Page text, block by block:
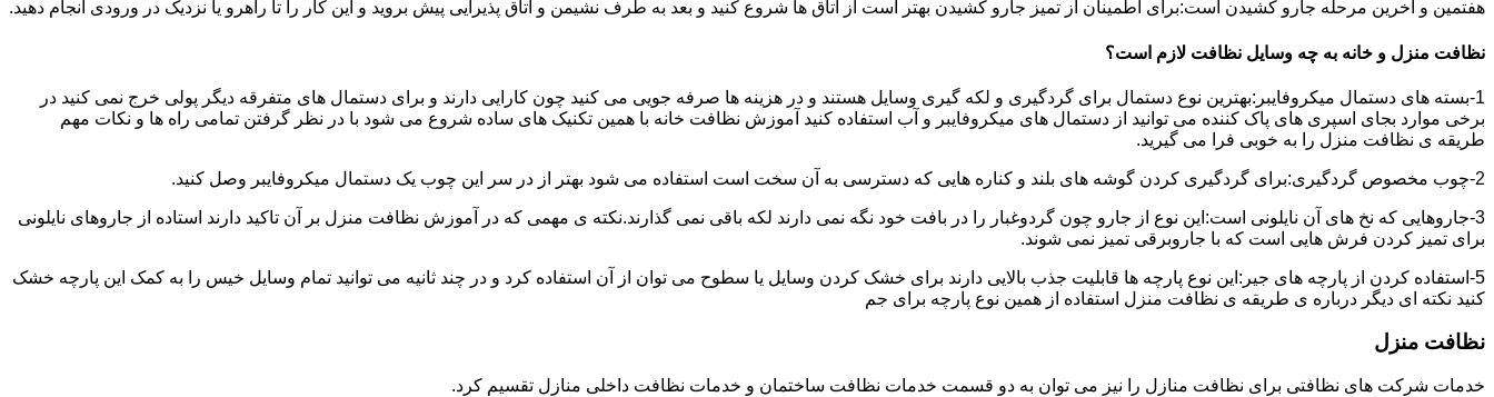
هفتمین و آخرین مرحله جارو کشیدن است:برای اطمینان از تمیز جارو کشیدن بهتر است از اتاق ها شروع کنید و بعد به طرف نشیمن و اتاق پذیرایی پیش بروید و این کار را تا راهرو یا نزدیک در ورودی انجام دهید.
نظافت منزل و خانه به چه وسایل نظافت لازم است؟
1-بسته های دستمال میکروفایبر:بهترین نوع دستمال برای گردگیری و لکه گیری وسایل هستند و در هزینه ها صرفه جویی می کنید چون کارایی دارند و برای دستمال های متفرقه دیگر پولی خرج نمی کنید در
برخی موارد بجای اسپری های پاک کننده می توانید از دستمال های میکروفایبر و آب استفاده کنید آموزش نظافت خانه با همین تکنیک های ساده شروع می شود با در نظر گرفتن تمامی راه ها و نکات مهم
طریقه ی نظافت منزل را به خوبی فرا می گیرید.
2-چوب مخصوص گردگیری:برای گردگیری کردن گوشه های بلند و کناره هایی که دسترسی به آن سخت است استفاده می شود بهتر از در سر این چوب یک دستمال میکروفایبر وصل کنید.
3-جاروهایی که نخ های آن نایلونی است:این نوع از جارو چون گردوغبار را در بافت خود نگه نمی دارند لکه باقی نمی گذارند.نکته ی مهمی که در آموزش نظافت منزل بر آن تاکید دارند استاده از جاروهای نایلونی
برای تمیز کردن فرش هایی است که با جاروبرقی تمیز نمی شوند.
5-استفاده کردن از پارچه های جیر:این نوع پارچه ها قابلیت جذب بالایی دارند برای خشک کردن وسایل یا سطوح می توان از آن استفاده کرد و در چند ثانیه می توانید تمام وسایل خیس را به کمک این پارچه خشک
کنید نکته ای دیگر درباره ی طریقه ی نظافت منزل استفاده از همین نوع پارچه برای جم
نظافت منزل
خدمات شرکت های نظافتی برای نظافت منازل را نیز می توان به دو قسمت خدمات نظافت ساختمان و خدمات نظافت داخلی منازل تقسیم کرد.